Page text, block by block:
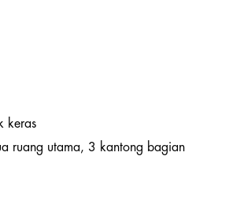
keras
ruang utama, 3 kantong bagian